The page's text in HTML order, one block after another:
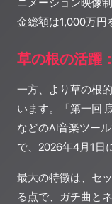
ニメーション映像
金総額は1,000万円
草の根の活躍
一方、より草の根
います。「第一回
などのAI音楽ツー
で、2026年4月1日
最大の特徴は、セ
る点で、ガチ曲と